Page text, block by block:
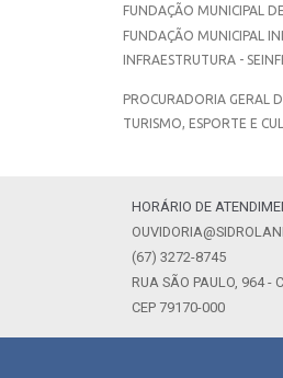
FUNDAÇÃO MUNICIPAL
FUNDAÇÃO MUNICIPAL
INFRAESTRUTURA -
PROCURADORIA GERAL
TURISMO, ESPORTE E
HORÁRIO DE
(67) 3272-8745
RUA SÃO PAULO, 964 -
CEP 79170-000